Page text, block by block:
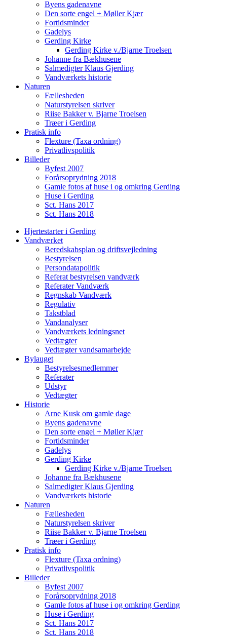
Byens gadenavne
Den sorte engel + Møller Kjær
Fortidsminder
Gadelys
Gerding Kirke
Gerding Kirke v./Bjarne Troelsen
Johanne fra Bækhusene
Salmedigter Klaus Gjerding
Vandværkets historie
Naturen
Fællesheden
Naturstyrelsen skriver
Riise Bakker v. Bjarne Troelsen
Træer i Gerding
Pratisk info
Flexture (Taxa ordning)
Privatlivspolitik
Billeder
Byfest 2007
Forårsoprydning 2018
Gamle fotos af huse i og omkring Gerding
Huse i Gerding
Sct. Hans 2017
Sct. Hans 2018
Hjertestarter i Gerding
Vandværket
Beredskabsplan og driftsvejledning
Bestyrelsen
Persondatapolitik
Referat bestyrelsen vandværk
Referater Vandværk
Regnskab Vandværk
Regulativ
Takstblad
Vandanalyser
Vandværkets ledningsnet
Vedtægter
Vedtægter vandsamarbejde
Bylauget
Bestyrelsesmedlemmer
Referater
Udstyr
Vedtægter
Historie
Arne Kusk om gamle dage
Byens gadenavne
Den sorte engel + Møller Kjær
Fortidsminder
Gadelys
Gerding Kirke
Gerding Kirke v./Bjarne Troelsen
Johanne fra Bækhusene
Salmedigter Klaus Gjerding
Vandværkets historie
Naturen
Fællesheden
Naturstyrelsen skriver
Riise Bakker v. Bjarne Troelsen
Træer i Gerding
Pratisk info
Flexture (Taxa ordning)
Privatlivspolitik
Billeder
Byfest 2007
Forårsoprydning 2018
Gamle fotos af huse i og omkring Gerding
Huse i Gerding
Sct. Hans 2017
Sct. Hans 2018